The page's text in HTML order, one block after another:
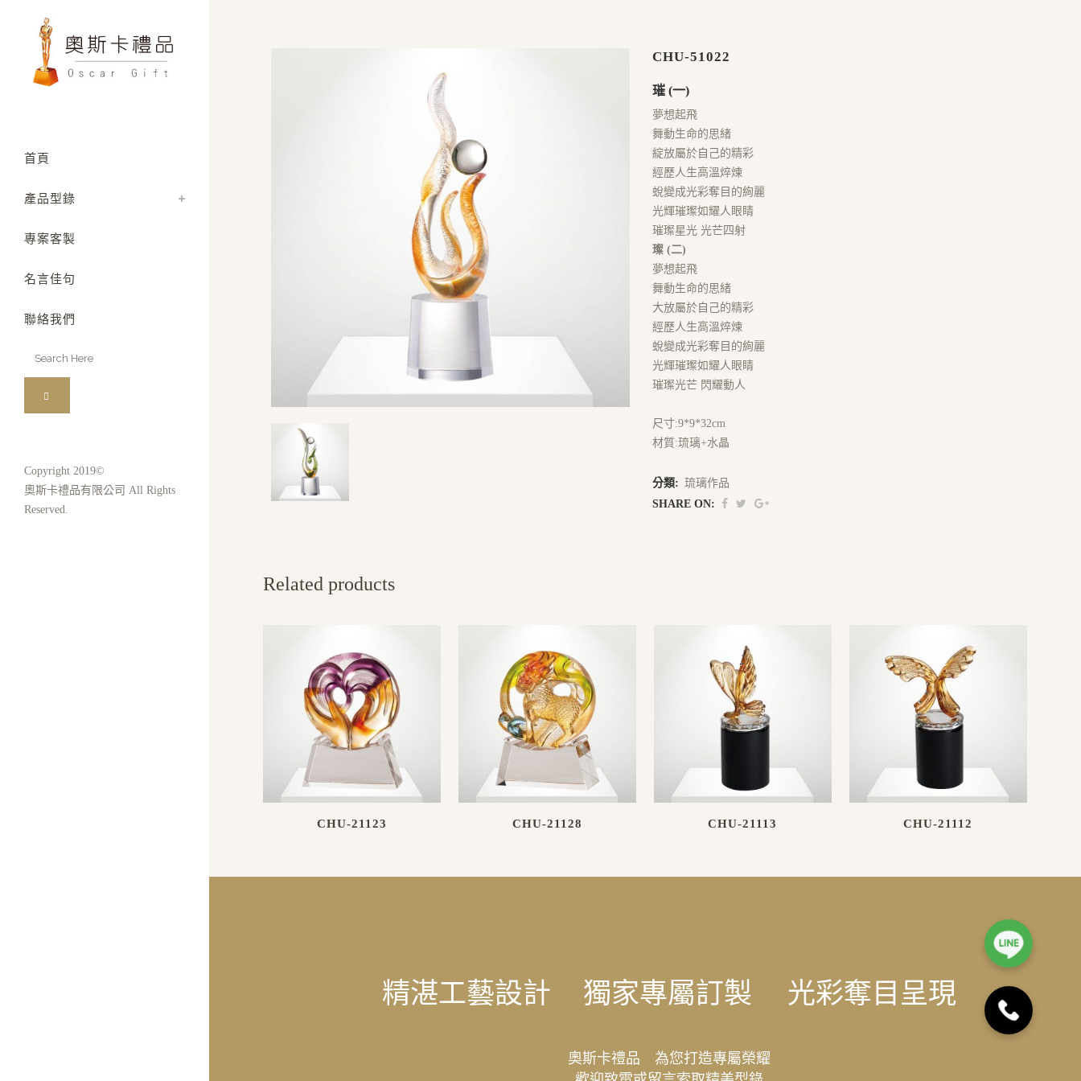
首頁
產品型錄
專案客製
名言佳句
聯絡我們
Copyright 2019©
奧斯卡禮品有限公司 All Rights
Reserved.
CHU-51022
璀 (一)
夢想起飛
舞動生命的思緒
綻放屬於自己的精彩
經歷人生高溫焠煉
蛻變成光彩奪目的絢麗
光輝璀璨如耀人眼睛
璀璨星光 光芒四射
璨 (二)
夢想起飛
舞動生命的思緒
大放屬於自己的精彩
經歷人生高溫焠煉
蛻變成光彩奪目的絢麗
光輝璀璨如耀人眼睛
璀璨光芒 閃耀動人
尺寸:9*9*32cm
材質:琉璃+水晶
分類: 琉璃作品
SHARE ON:
Related products
CHU-21123 CHU-21128 CHU-21113 CHU-21112
精湛工藝設計 獨家專屬訂製 光彩奪目呈現
奧斯卡禮品 為您打造專屬榮耀